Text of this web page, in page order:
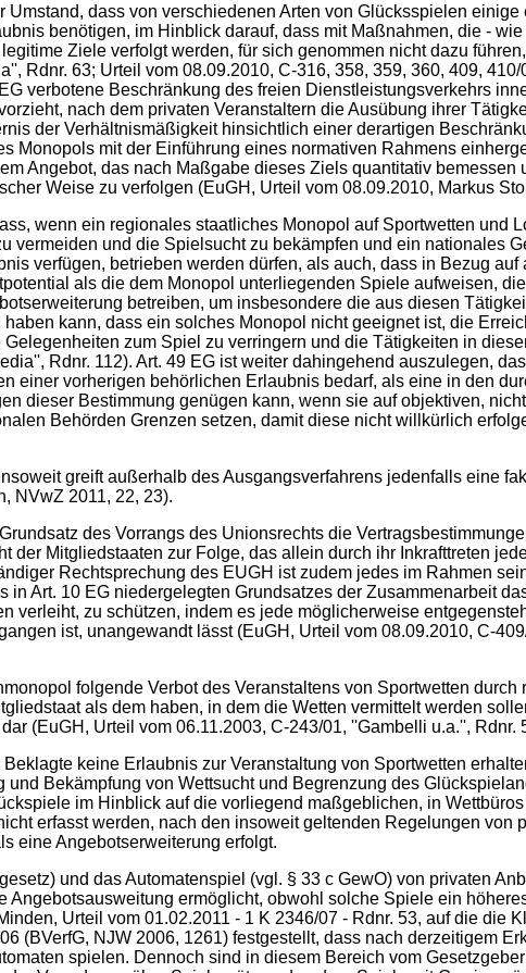
dass von verschiedenen Arten von Glücksspielen einige
benötigen, im Hinblick darauf, dass mit Maßnahmen, die -
Ziele verfolgt werden, für sich genommen nicht dazu
Rdnr. 63; Urteil vom 08.09.2010, C-316, 358, 359, 360, 409,
verbotene Beschränkung des freien Dienstleistungsverkehrs
nach dem privaten Veranstaltern die Ausübung ihrer
der Verhältnismäßigkeit hinsichtlich einer derartigen
mit der Einführung eines normativen Rahmens
Angebot, das nach Maßgabe dieses Ziels quantitativ bemessen
Weise zu verfolgen (EuGH, Urteil vom 08.09.2010, Markus
wenn ein regionales staatliches Monopol auf Sportwetten und
und die Spielsucht zu bekämpfen und ein nationales
verfügen, betrieben werden dürfen, als auch, dass in Bezug auf
als die dem Monopol unterliegenden Spiele aufweisen,
betreiben, um insbesondere die aus diesen
kann, dass ein solches Monopol nicht geeignet ist, die
zum Spiel zu verringern und die Tätigkeiten in
Rdnr. 112). Art. 49 EG ist weiter dahingehend auszulegen,
einer vorherigen behörlichen Erlaubnis bedarf, als eine in den
dieser Bestimmung genügen kann, wenn sie auf objektiven,
Behörden Grenzen setzen, damit diese nicht willkürlich
greift außerhalb des Ausgangsverfahrens jedenfalls eine
NVwZ 2011, 22, 23).
des Vorrangs des Unionsrechts die
Mitgliedstaaten zur Folge, das allein durch ihr Inkrafttreten
Rechtsprechung des EUGH ist zudem jedes im Rahmen
Art. 10 EG niedergelegten Grundsatzes der Zusammenarbeit
zu schützen, indem es jede möglicherweise
ist, unangewandt lässt (EuGH, Urteil vom 08.09.2010, C-
folgende Verbot des Veranstaltens von Sportwetten durch
als dem haben, in dem die Wetten vermittelt werden
(EuGH, Urteil vom 06.11.2003, C-243/01, ''Gambelli u.a.'', Rdnr.
keine Erlaubnis zur Veranstaltung von Sportwetten
Bekämpfung von Wettsucht und Begrenzung des
im Hinblick auf die vorliegend maßgeblichen, in
erfasst werden, nach den insoweit geltenden Regelungen von
eine Angebotserweiterung erfolgt.
und das Automatenspiel (vgl. § 33 c GewO) von privaten
ermöglicht, obwohl solche Spiele ein
Urteil vom 01.02.2011 - 1 K 2346/07 - Rdnr. 53, auf die die
(BVerfG, NJW 2006, 1261) festgestellt, dass nach derzeitigem
spielen. Dennoch sind in diesem Bereich vom